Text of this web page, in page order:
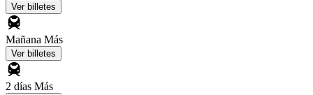
Ver billetes
Mañana Más
Ver billetes
2 días Más